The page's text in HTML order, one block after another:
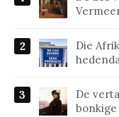
Die
De